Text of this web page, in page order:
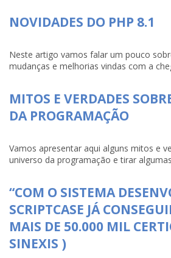
NOVIDADES DO PHP 8.1
Neste artigo vamos falar um pouco
mudanças e melhorias vindas com a
MITOS E VERDADES
DA PROGRAMAÇÃO
Vamos apresentar aqui alguns mitos e
universo da programação e tirar
“COM O SISTEMA
SCRIPTCASE JÁ
MAIS DE 50.000 MIL
SINEXIS )